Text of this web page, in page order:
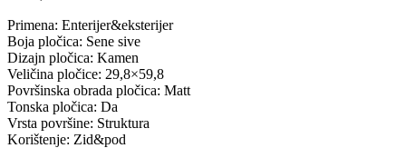
Primena: Enterijer&eksterijer
Boja pločica: Sene sive
Dizajn pločica: Kamen
Veličina pločice: 29,8×59,8
Površinska obrada pločica: Matt
Tonska pločica: Da
Vrsta površine: Struktura
Korištenje: Zid&pod